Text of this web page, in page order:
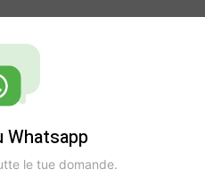
Whatsapp
le tue domande.